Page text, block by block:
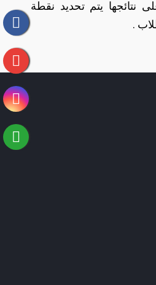
نتائجها يتم تحديد نقطة
.